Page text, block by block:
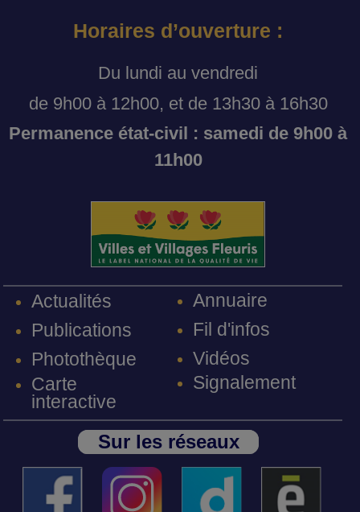
Horaires d’ouverture :
Du lundi au vendredi
de 9h00 à 12h00, et de 13h30 à 16h30
Permanence état-civil : samedi de 9h00 à
11h00
Actualités
Publications
Photothèque
Carte
interactive
Annuaire
Fil d'infos
Vidéos
Signalement
Sur les réseaux